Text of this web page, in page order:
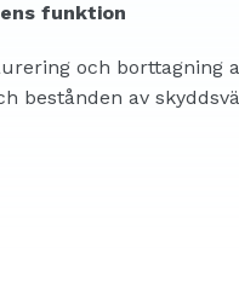
funktion
och
bestånden av